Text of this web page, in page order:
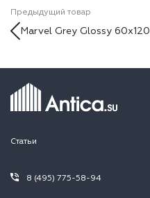
Предыдущий товар
Marvel Grey Glossy 60x120
Статьи
8 (495) 775-58-94